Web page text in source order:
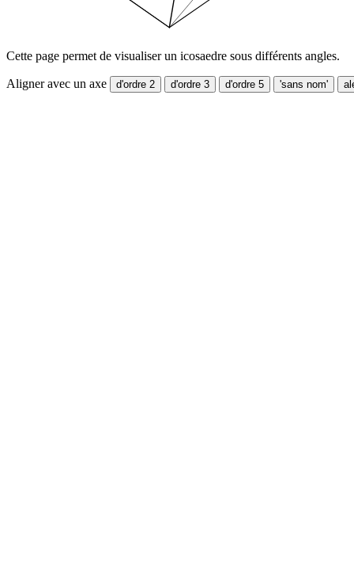
Cette page permet de visualiser un icosaedre sous différents angles.
Aligner avec un axe